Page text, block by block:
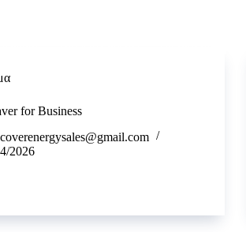
for Business
2026